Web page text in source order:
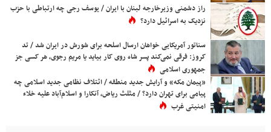
راز دشمنی وزیرخارجه لبنان با ایران / یوسف رجی چه ارتباطی با حزب
نزدیک به اسرائیل دارد؟
سناتور آمریکایی خواهان ارسال اسلحه برای شورش در ایران شد / تد
کروز: فرقی نمی‌کند پسر شاه روی کار بیاید یا مریم رجوی، هر کسی جز
جمهوری اسلامی
«پیمان مکه» و آرایش جدید منطقه / ائتلاف نظامی جدید اسلامی چه
پیامی برای تهران دارد؟ / مثلث ریاض، آنکارا و اسلام‌آباد علیه خلاء
امنیتی غرب